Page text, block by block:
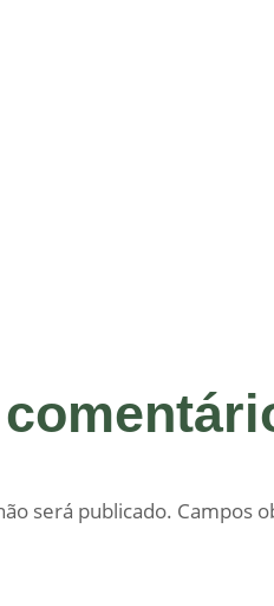
será publicado. Campos